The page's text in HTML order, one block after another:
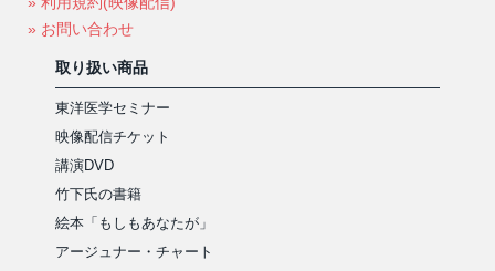
» お問い合わせ
取り扱い商品
東洋医学セミナー
映像配信チケット
講演DVD
竹下氏の書籍
絵本「もしもあなたが」
アージュナー・チャート